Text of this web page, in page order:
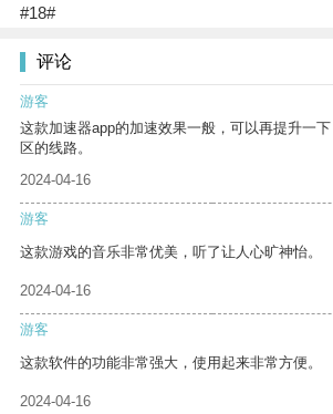
#18#
评论
游客
这款加速器app的加速效果一般，可以再提升一
区的线路。
2024-04-16
游客
这款游戏的音乐非常优美，听了让人心旷神怡。
2024-04-16
游客
这款软件的功能非常强大，使用起来非常方便。
2024-04-16